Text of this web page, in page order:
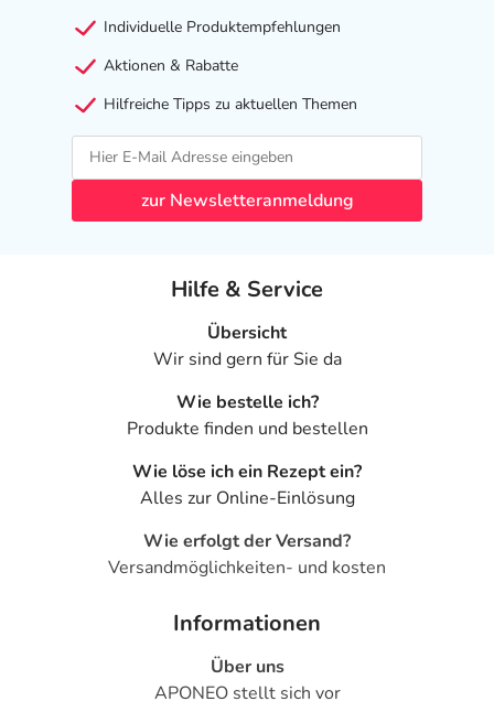
Individuelle Produktempfehlungen
Aktionen & Rabatte
Hilfreiche Tipps zu aktuellen Themen
zur Newsletteranmeldung
Hilfe & Service
Übersicht
Wir sind gern für Sie da
Wie bestelle ich?
Produkte finden und bestellen
Wie löse ich ein Rezept ein?
Alles zur Online-Einlösung
Wie erfolgt der Versand?
Versandmöglichkeiten- und kosten
Informationen
Über uns
APONEO stellt sich vor